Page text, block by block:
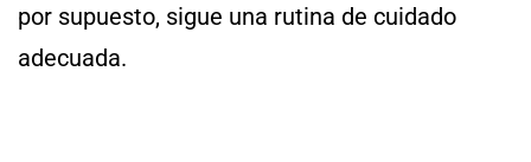
por supuesto, sigue una rutina de cuidado
adecuada.